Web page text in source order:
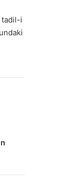
tadil-i